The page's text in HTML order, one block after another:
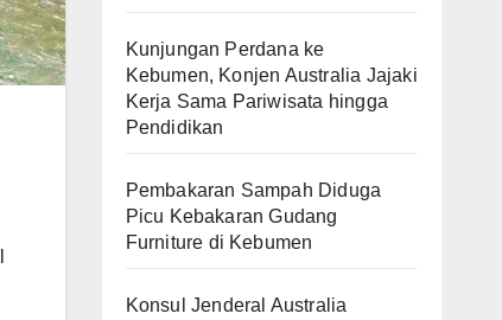
Kunjungan Perdana ke
Kebumen, Konjen Australia Jajaki
Kerja Sama Pariwisata hingga
Pendidikan
Pembakaran Sampah Diduga
Picu Kebakaran Gudang
Furniture di Kebumen
Konsul Jenderal Australia